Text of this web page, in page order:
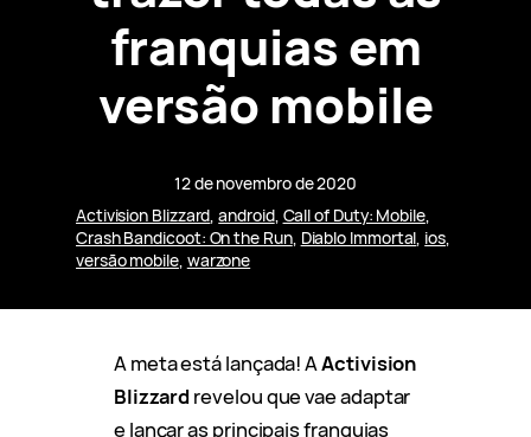
franquias em
versão mobile
12 de novembro de 2020
Activision Blizzard, android, Call of Duty: Mobile
Crash Bandicoot: On the Run, Diablo Immortal, ios
versão mobile, warzone
A meta está lançada! AActivision
Blizzardrevelou que vae adaptar
e lançar as principais franquias